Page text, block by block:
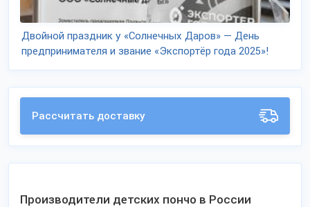
Двойной праздник у «Солнечных Даров» — День
предпринимателя и звание «Экспортёр года 2025»!
Рассчитать доставку
Производители детских пончо в России